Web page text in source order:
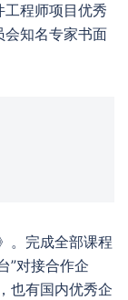
程师项目优秀
会知名专家书面
。完成全部课程
”对接合作企
也有国内优秀企